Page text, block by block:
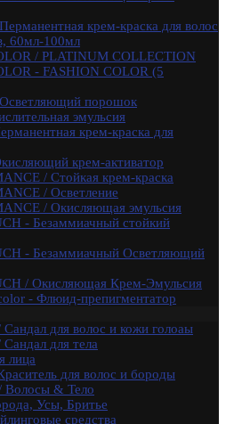
Усы, Бритье
средства
Аксессуары
волос
красителя
и стайлинг
/ Косметика для мужчин
цвета
/ Окрашивания волос
Vit C / Краситель с витамином С
для окрашивания волос
защита
волос
крем-краска для волос
60мл-100мл
/ PLATINUM COLLECTION
- FASHION COLOR (5
порошок
эмульсия
крем-краска для
крем-активатор
/ Стойкая крем-краска
/ Осветление
/ Окисляющая эмульсия
- Безаммиачный стойкий
- Безаммиачный Осветляющий
/ Окисляющая Крем-Эмульсия
- Флюид-препигментатор
для волос и кожи голоаы
для тела
лица
для волос и бороды
& Тело
Усы, Бритье
средства